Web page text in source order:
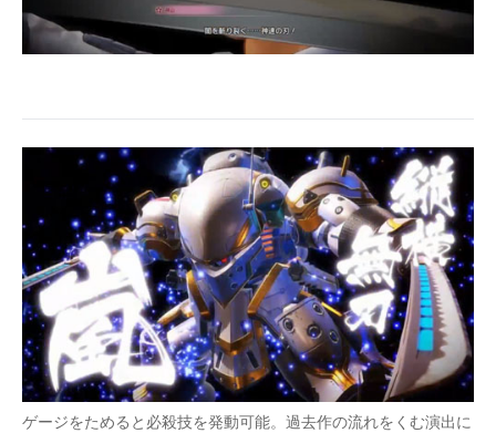
ゲージをためると必殺技を発動可能。過去作の流れをくむ演出に